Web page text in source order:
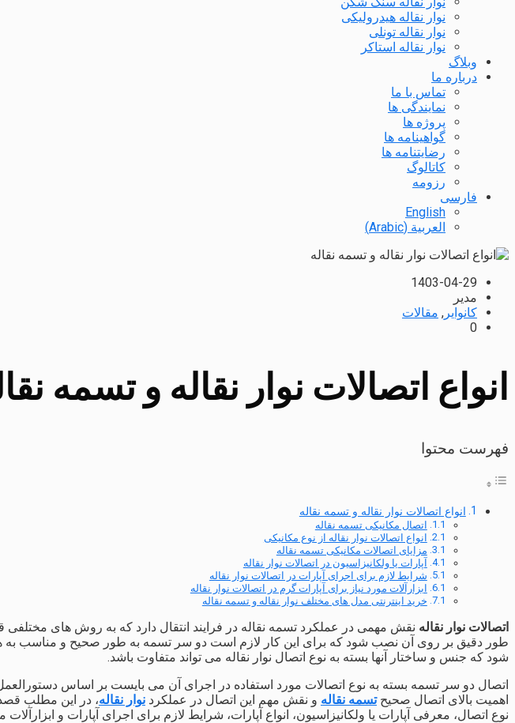
نوار نقاله هیدرولیکی
نوار نقاله تونلی
نوار نقاله استاکر
وبلاگ
درباره ما
تماس با ما
نمایندگی ها
پروژه ها
گواهینامه ها
رضایتنامه ها
کاتالوگ
رزومه
فارسی
English
العربية (
Arabic
)
1403-04-29
مدیر
کانوایر , مقالات
0
انواع اتصالات نوار نقاله و تسمه
فهرست محتوا
انواع اتصالات نوار نقاله و تسمه نقاله
اتصال مکانیکی تسمه نقاله
انواع اتصالات نوار نقاله از نوع مکانیکی
مزایای اتصالات مکانیکی تسمه نقاله
آپارات یا ولکانیزاسیون در اتصالات نوار نقاله
شرایط لازم برای اجرای آپارات در اتصالات نوار نقاله
ابزارآلات مورد نیاز برای آپارات گرم در اتصالات نوار نقاله
خرید اینترنتی مدل های مختلف نوار نقاله و تسمه نقاله
اتصالات نوار نقاله نقش مهمی در عملکرد تسمه نقاله در فرایند انتقال دارد که به روش های مختلفی
طور دقیق بر روی آن نصب شود که برای این کار لازم است دو سر تسمه به طور صحیح و مناسب به
شود که جنس و ساختار آنها بسته به نوع اتصال نوار نقاله می تواند متفاوت باشد.
اتصال دو سر تسمه بسته به نوع اتصالات مورد استفاده در اجرای آن می بایست بر اساس
اهمیت بالای اتصال صحیحتسمه نقاله و نقش مهم این اتصال در عملکرد نوار نقاله، در این مطلب قصد
نوع اتصال، معرفی آپارات یا ولکانیزاسیون، انواع آپارات، شرایط لازم برای اجرای آپارات و